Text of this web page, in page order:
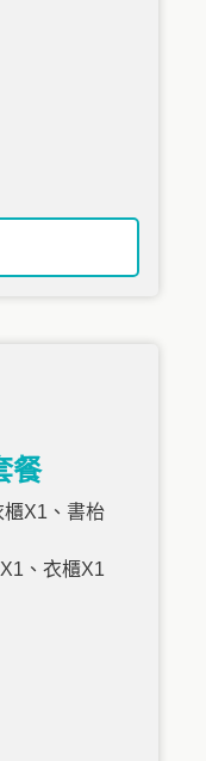
餐
櫃X1、書枱
、衣櫃X1